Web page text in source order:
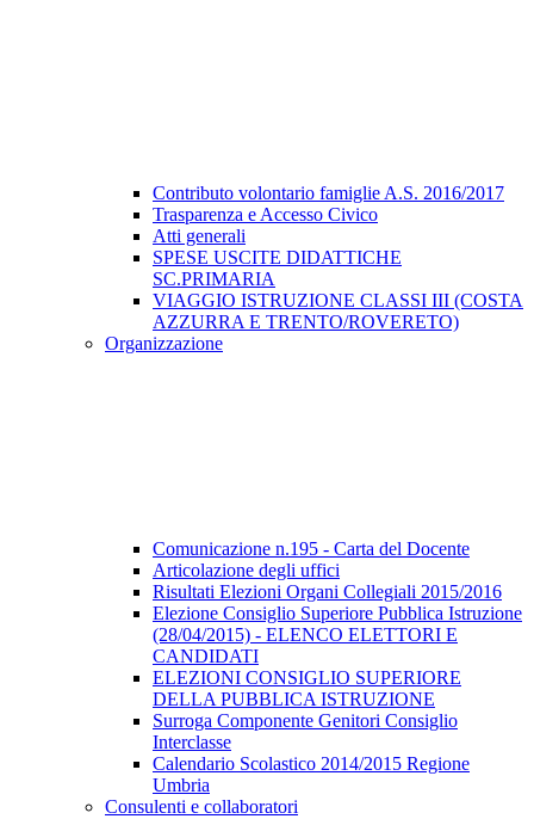
Contributo volontario famiglie A.S. 2016/2017
Trasparenza e Accesso Civico
Atti generali
SPESE USCITE DIDATTICHE
SC.PRIMARIA
VIAGGIO ISTRUZIONE CLASSI III (COSTA
AZZURRA E TRENTO/ROVERETO)
Organizzazione
Comunicazione n.195 - Carta del Docente
Articolazione degli uffici
Risultati Elezioni Organi Collegiali 2015/2016
Elezione Consiglio Superiore Pubblica Istruzione
(28/04/2015) - ELENCO ELETTORI E
CANDIDATI
ELEZIONI CONSIGLIO SUPERIORE
DELLA PUBBLICA ISTRUZIONE
Surroga Componente Genitori Consiglio
Interclasse
Calendario Scolastico 2014/2015 Regione
Umbria
Consulenti e collaboratori